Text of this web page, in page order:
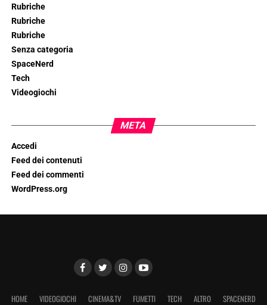
Rubriche
Rubriche
Rubriche
Senza categoria
SpaceNerd
Tech
Videogiochi
META
Accedi
Feed dei contenuti
Feed dei commenti
WordPress.org
HOME VIDEOGIOCHI CINEMA&TV FUMETTI TECH ALTRO SPACENERD